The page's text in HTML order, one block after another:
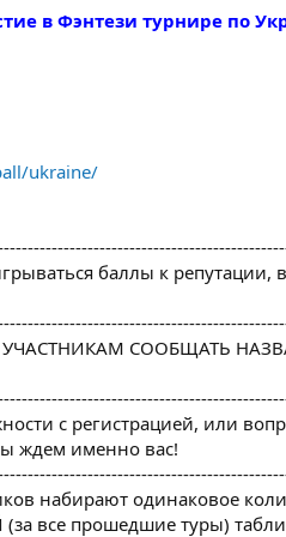
в Фэнтези турнире по
ukraine/
баллы к репутации,
СООБЩАТЬ
с регистрацией, или
ждем именно вас!
набирают одинаковое
все прошедшие туры)